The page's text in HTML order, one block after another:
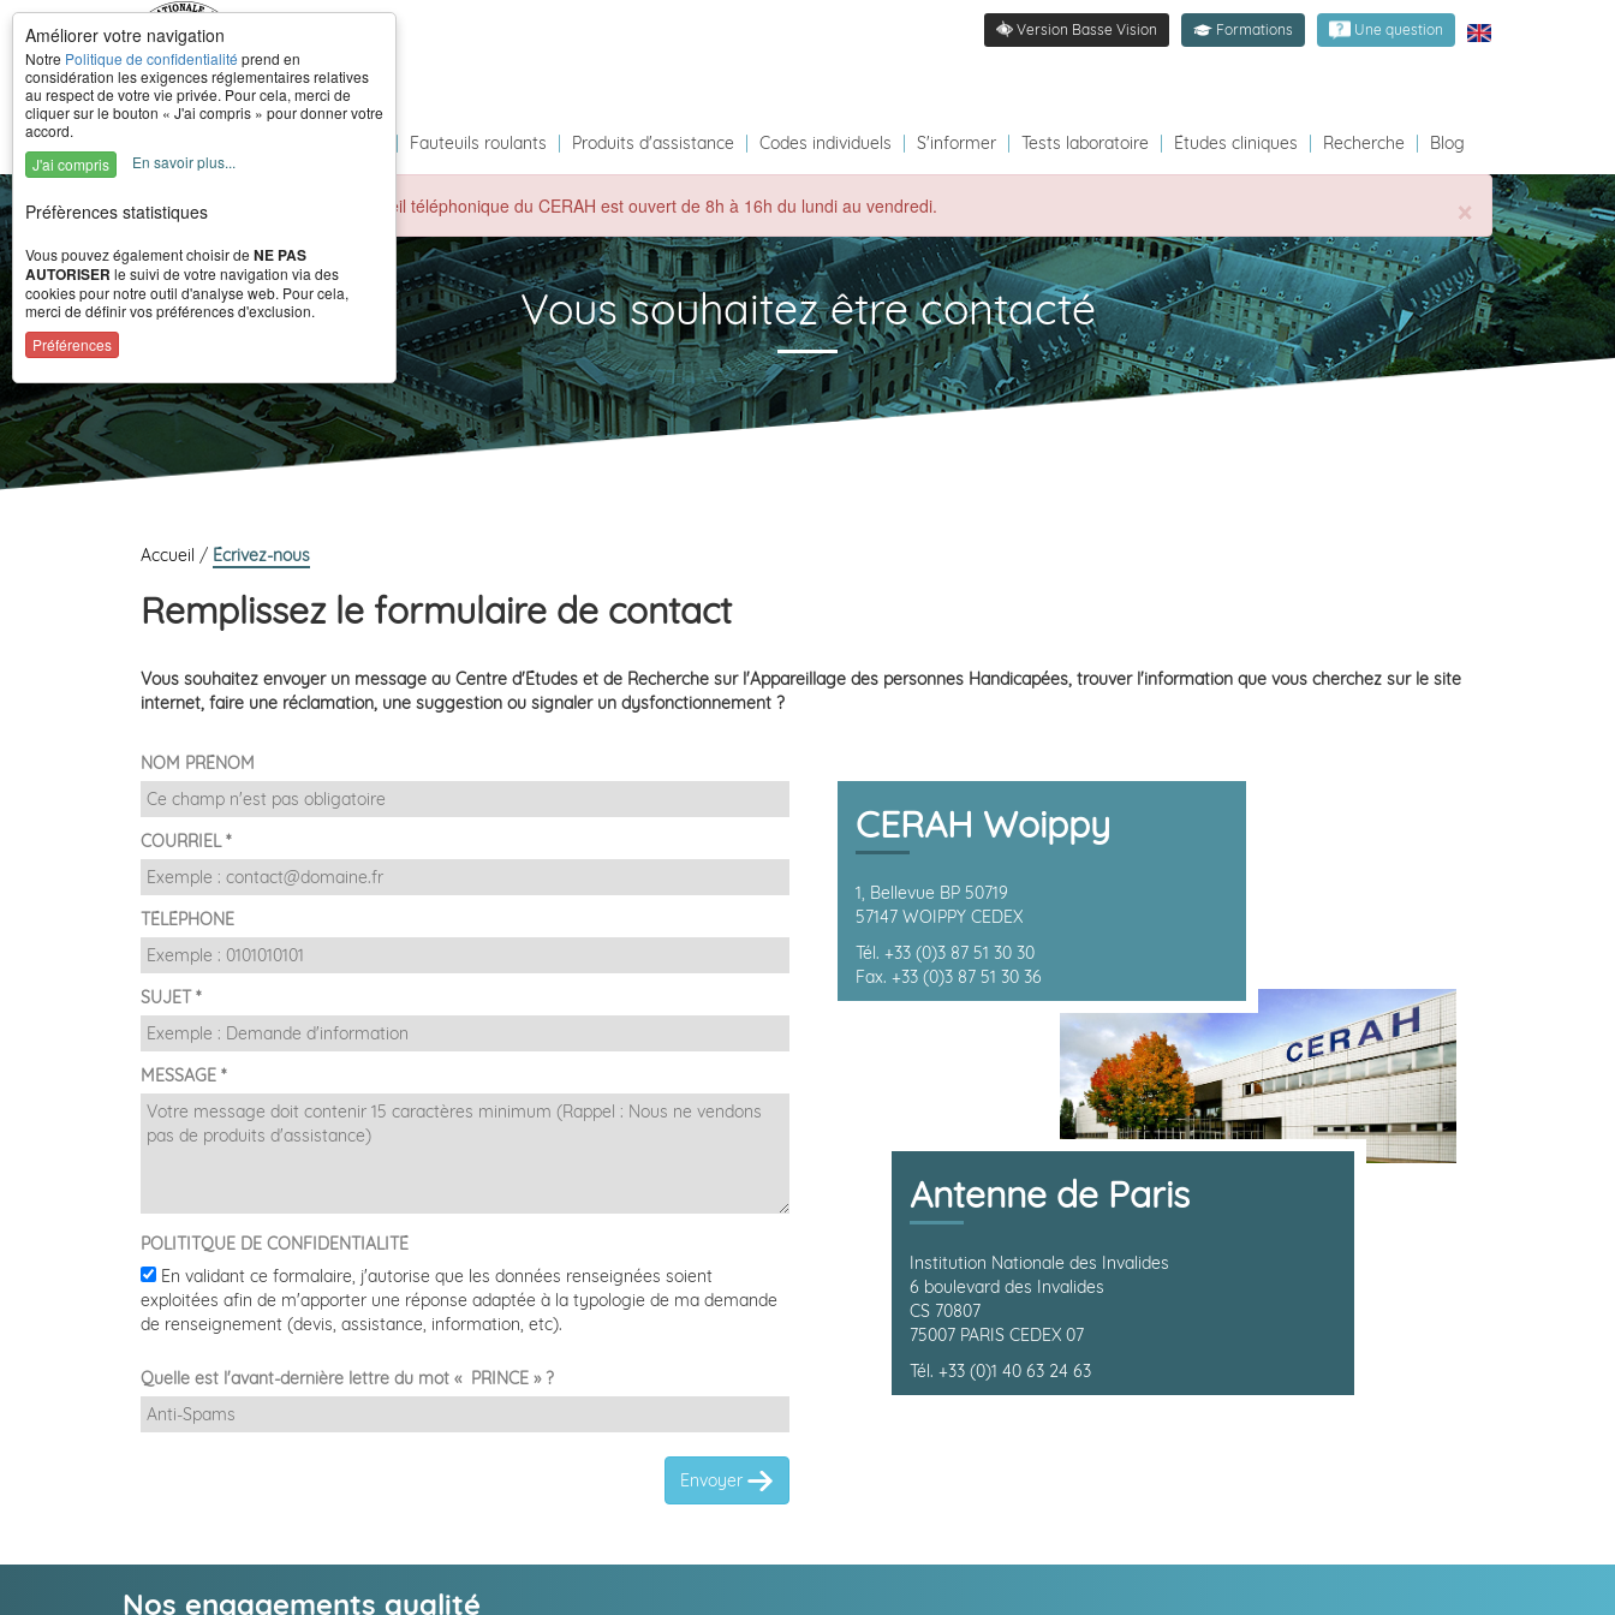
Une question
Formations
Version Basse Vision
Fauteuils roulants Produits d'assistance Codes individuels S'informer Tests laboratoire Études cliniques Recherche Blog
×
Durant la période estivale, l'accueil téléphonique du CERAH est ouvert de 8h à 16h du lundi au vendredi.
Vous souhaitez être contacté
Accueil / Écrivez-nous
Remplissez le formulaire de contact
Vous souhaitez envoyer un message au Centre d'Études et de Recherche sur l'Appareillage des personnes Handicapées, trouver l'information que vous cherchez sur le site
internet, faire une réclamation, une suggestion ou signaler un dysfonctionnement ?
NOM PRÉNOM
COURRIEL *
TÉLÉPHONE
SUJET *
MESSAGE *
POLITITQUE DE CONFIDENTIALITÉ
En validant ce formalaire, j'autorise que les données renseignées soient
exploitées afin de m'apporter une réponse adaptée à la typologie de ma demande
de renseignement (devis, assistance, information, etc).
Quelle est l'avant-dernière lettre du mot « PRINCE » ?
Envoyer
CERAH Woippy
1, Bellevue BP 50719
57147 WOIPPY CEDEX
Tél. +33 (0)3 87 51 30 30
Fax. +33 (0)3 87 51 30 36
Antenne de Paris
Institution Nationale des Invalides
6 boulevard des Invalides
CS 70807
75007 PARIS CEDEX 07
Tél. +33 (0)1 40 63 24 63
Nos engagements qualité
Améliorer votre navigation
Notre Politique de confidentialité prend en
considération les exigences réglementaires relatives
au respect de votre vie privée. Pour cela, merci de
cliquer sur le bouton « J'ai compris » pour donner votre
accord.
J'ai compris
En savoir plus...
Préfèrences statistiques
Vous pouvez également choisir de NE PAS
AUTORISER le suivi de votre navigation via des
cookies pour notre outil d'analyse web. Pour cela,
merci de définir vos préférences d'exclusion.
Préférences